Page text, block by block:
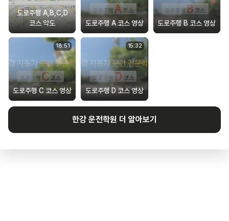
도로주행 A,B,C,D
코스 약도
도로주행 A 코스 영상 도로주행 B 코스 영상
18:51
도로주행 C 코스 영상
15:32
도로주행 D 코스 영상
한강 운전학원 더 알아보기